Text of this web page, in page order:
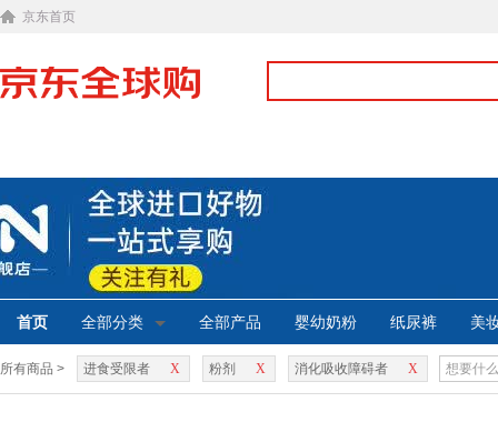
京东首页
首页 全部分类 全部产品 婴幼奶粉 纸尿裤 美
所有商品 > X
进食受限者 X
粉剂 X
消化吸收障碍者